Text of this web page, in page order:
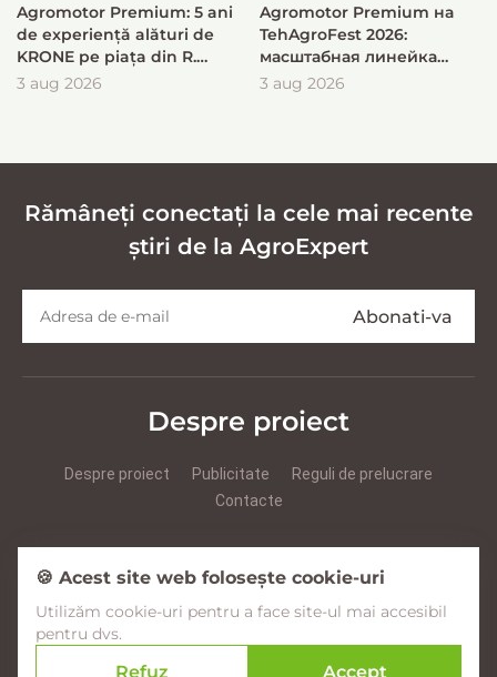
Agromotor Premium: 5 ani
de experiență alături de
KRONE pe piața din R.
Moldova
3 aug 2026
Agromotor Premium на
TehAgroFest 2026:
масштабная линейка
KRONE для быстрой и
3 aug 2026
Rămâneți conectați la cele mai recente
știri de la AgroExpert
Despre proiect
Despre proiect Publicitate
Reguli de prelucrare
Contacte
Facebook YouTube Instagram
🍪 Acest site web folosește cookie-uri
Utilizăm cookie-uri pentru a face site-ul mai accesibil
pentru dvs.
Refuz Accept